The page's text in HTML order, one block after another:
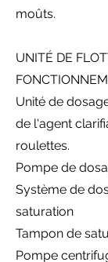
moûts.
UNITÉ DE
Unité de
de l'agent
roulettes.
Pompe de
Système de
saturation
Tampon de
Pompe